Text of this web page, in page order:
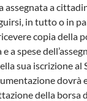
assegnata a
in tutto o in
copia della
a spese
sua iscrizione al
dovrà
della borsa